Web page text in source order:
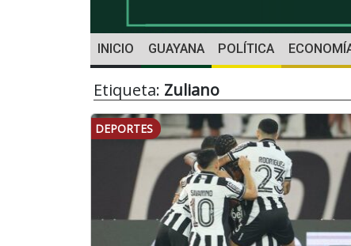
INICIO GUAYANA POLÍTICA
Etiqueta: Zuliano
DEPORTES